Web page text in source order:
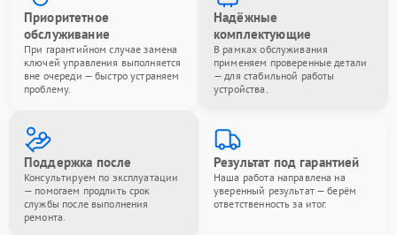
Приоритетное
обслуживание
При гарантийном случае замена
ключей управления выполняется
вне очереди — быстро устраняем
проблему.
Надёжные
комплектующие
В рамках обслуживания
применяем проверенные детали
— для стабильной работы
устройства.
Поддержка после
Консультируем по эксплуатации
— помогаем продлить срок
службы после выполнения
ремонта.
Результат под гарантией
Наша работа направлена на
уверенный результат — берём
ответственность за итог.